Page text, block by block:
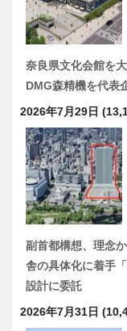
奈良県文化会館を
DMG森精機を代表
2026年7月29日
副首都構想、理念
舎の具体化に着手
設計に委託
2026年7月31日